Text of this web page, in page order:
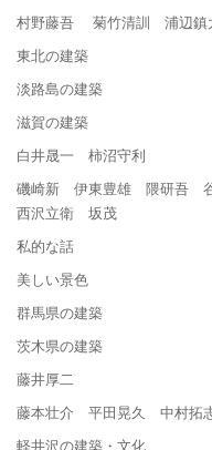
村野藤吾 菊竹清訓 浦辺
東北の建築
淡路島の建築
滋賀の建築
白井晟一 柿沼守利
磯崎新 伊東豊雄 隈研吾
西沢立衛 坂茂
私的な話
美しい景色
群馬県の建築
茨木県の建築
藤井厚二
藤本壮介 平田晃久 中村拓
軽井沢の建築・文化